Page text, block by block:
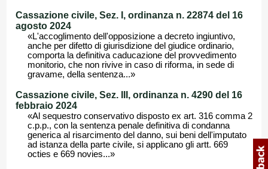
Cassazione civile, Sez. I, ordinanza n. 22874 del 16
agosto 2024
«L'accoglimento dell'opposizione a decreto ingiuntivo,
anche per difetto di giurisdizione del giudice ordinario,
comporta la definitiva caducazione del provvedimento
monitorio, che non rivive in caso di riforma, in sede di
gravame, della sentenza...»
Cassazione civile, Sez. III, ordinanza n. 4290 del 16
febbraio 2024
«Al sequestro conservativo disposto ex art. 316 comma 2
c.p.p., con la sentenza penale definitiva di condanna
generica al risarcimento del danno, sui beni dell'imputato
ad istanza della parte civile, si applicano gli artt. 669
octies e 669 novies...»